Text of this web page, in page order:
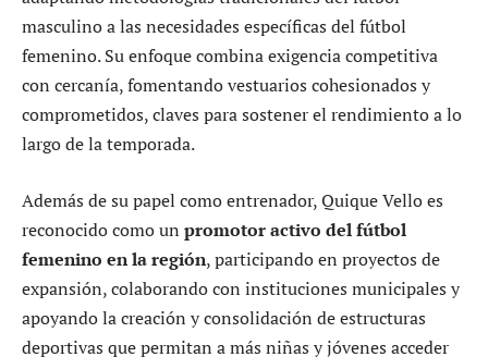
masculino a las necesidades específicas del fútbol
femenino. Su enfoque combina exigencia competitiva
con cercanía, fomentando vestuarios cohesionados y
comprometidos, claves para sostener el rendimiento a lo
largo de la temporada.
Además de su papel como entrenador, Quique Vello es
reconocido como un promotor activo del fútbol
femenino en la región, participando en proyectos de
expansión, colaborando con instituciones municipales y
apoyando la creación y consolidación de estructuras
deportivas que permitan a más niñas y jóvenes acceder